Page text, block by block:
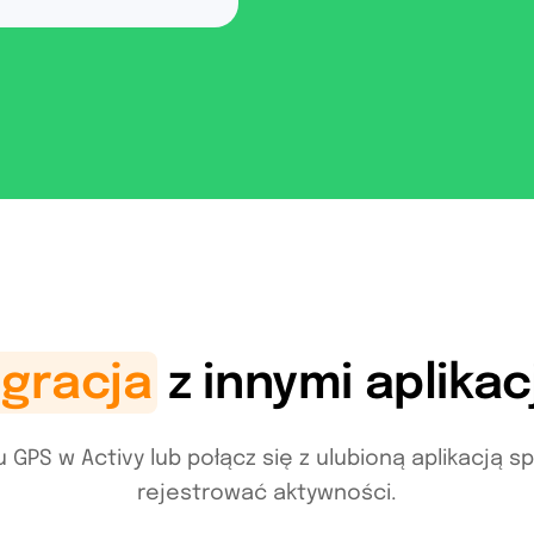
z innymi
GPS w Activy lub połącz się z ulubioną aplikacją
rejestrować aktywności.